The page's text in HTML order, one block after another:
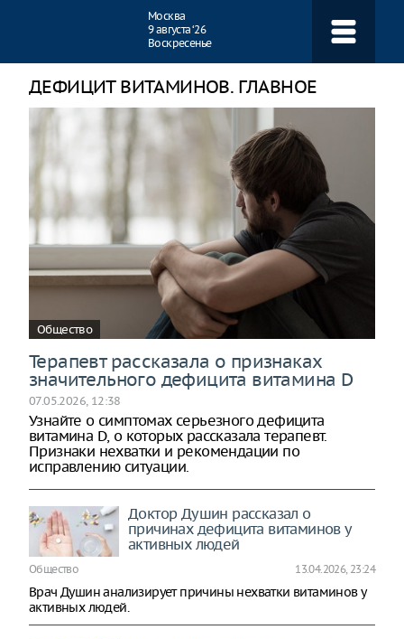
Москва
9 августа ‘26
Воскресенье
ДЕФИЦИТ ВИТАМИНОВ. ГЛАВНОЕ
Общество
Терапевт рассказала о признаках
значительного дефицита витамина D
07.05.2026, 12:38
Узнайте о симптомах серьезного дефицита
витамина D, о которых рассказала терапевт.
Признаки нехватки и рекомендации по
исправлению ситуации.
Доктор Душин рассказал о
причинах дефицита витаминов у
активных людей
Общество 13.04.2026, 23:24
Врач Душин анализирует причины нехватки витаминов у
активных людей.